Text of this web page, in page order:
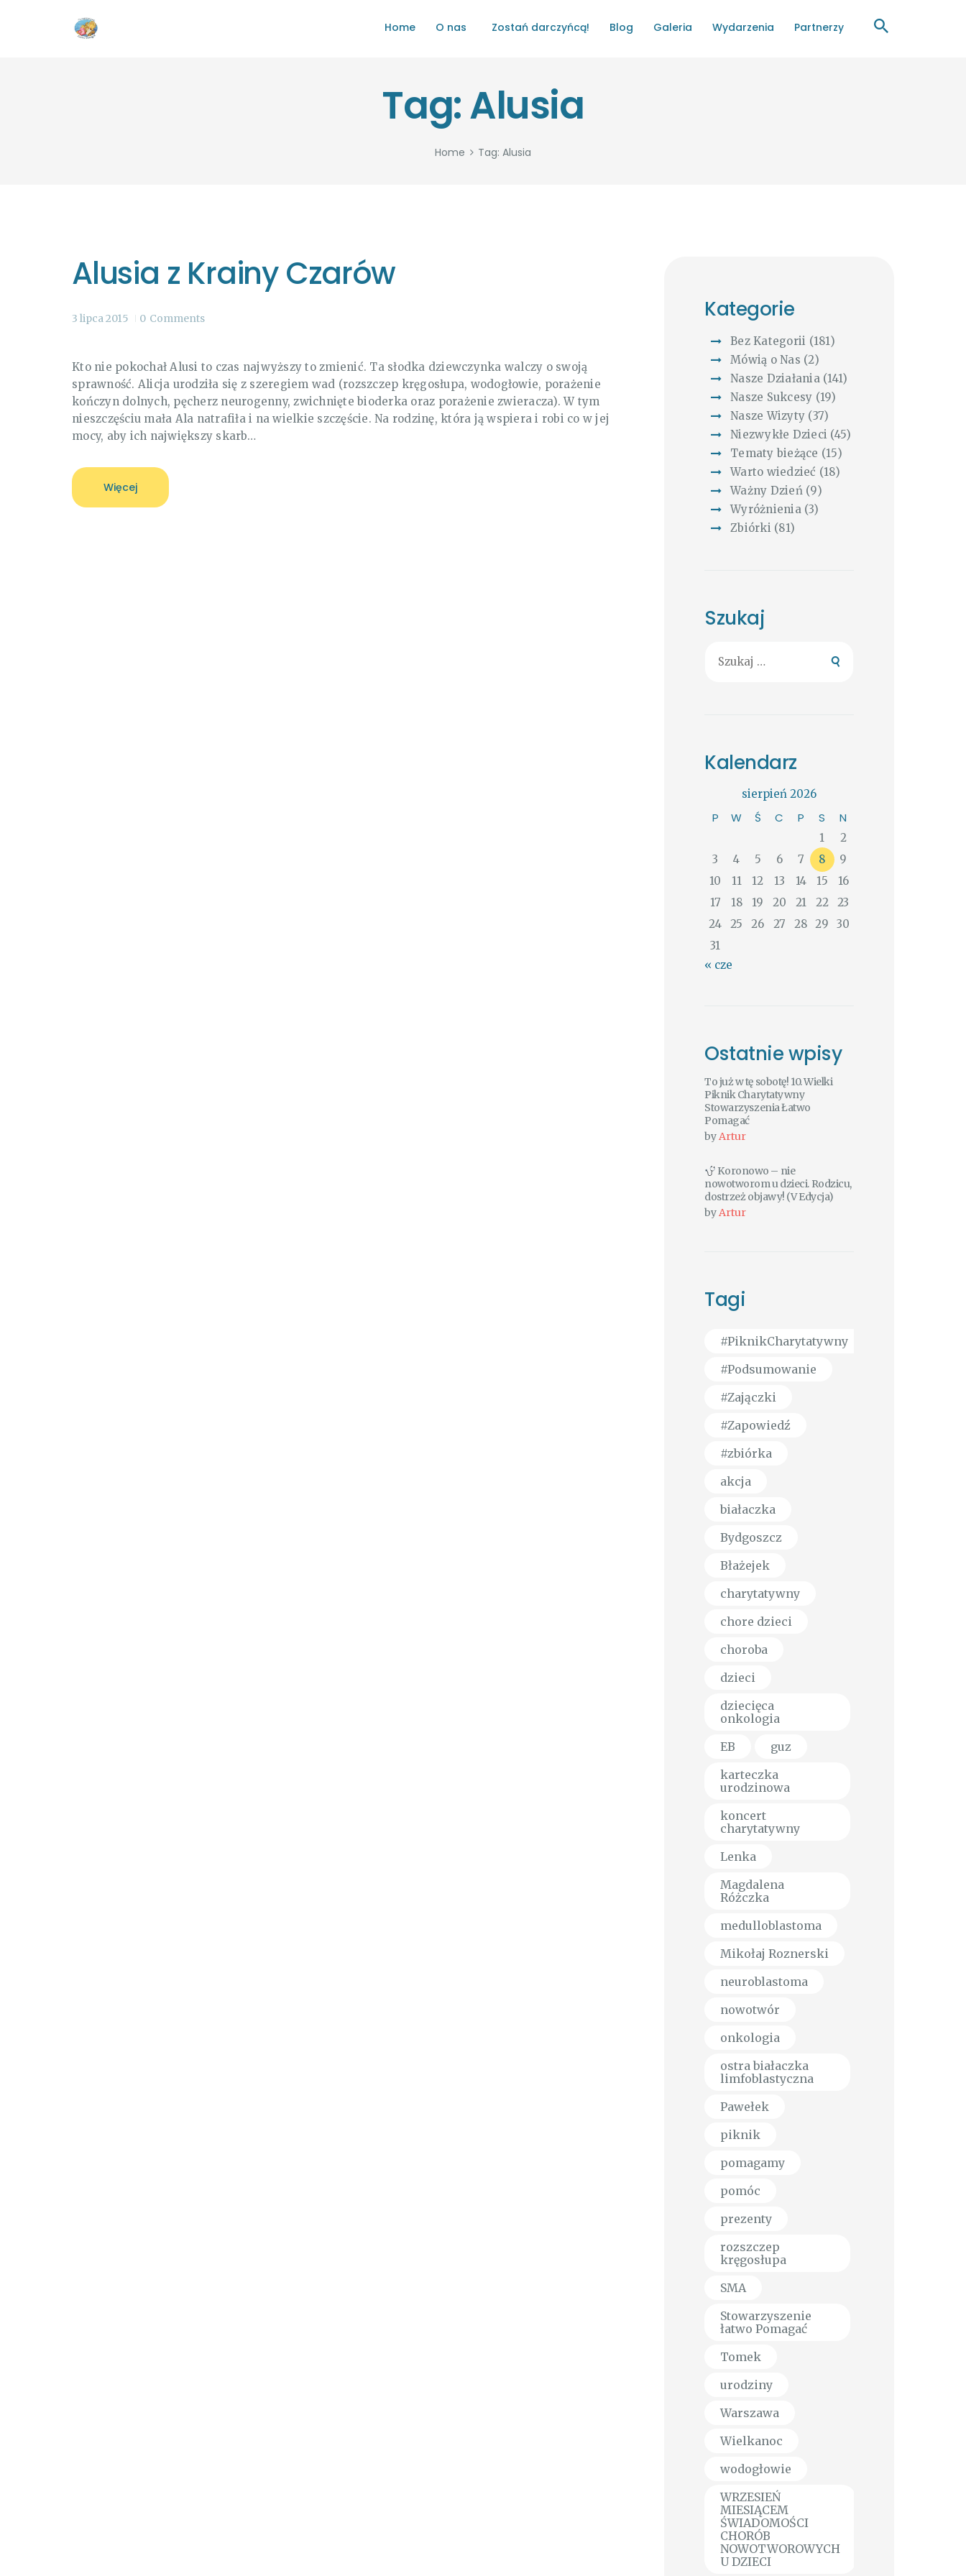
Home O nas Zostań darczyńcą! Blog Galeria Wydarzenia Partnerzy
Tag: Alusia
Home Tag: Alusia
HOME
ZOSTAŃ DARCZYŃCĄ!
PARTNERZY
Alusia z Krainy Czarów
3 lipca 2015 0 Comments
Kto nie pokochał Alusi to czas najwyższy to zmienić. Ta słodka dziewczynka walczy o swoją
sprawność. Alicja urodziła się z szeregiem wad (rozszczep kręgosłupa, wodogłowie, porażenie
kończyn dolnych, pęcherz neurogenny, zwichnięte bioderka oraz porażenie zwieracza). W tym
nieszczęściu mała Ala natrafiła i na wielkie szczęście. Na rodzinę, która ją wspiera i robi co w jej
mocy, aby ich największy skarb…
Więcej
Kategorie
Bez Kategorii (181)
Mówią o Nas (2)
Nasze Działania(141)
Nasze Sukcesy (19)
Nasze Wizyty (37)
Niezwykłe Dzieci (45)
Tematy bieżące (15)
Warto wiedzieć (18)
Ważny Dzień(9)
Wyróżnienia(3)
Zbiórki (81)
Szukaj
Kalendarz
sierpień 2026
P W Ś C P S N
1
2
3
4 5 6 7 8
9
10
11 12 13 14 15
16
17
18 19 20 21 22
23
24
25 26 27 28 29
30
31
« cze
Ostatnie wpisy
To już w tę sobotę! 10. Wielki
Piknik Charytatywny
Stowarzyszenia Łatwo
Pomagać
byArtur
Koronowo – nie
nowotworom u dzieci. Rodzicu,
dostrzeż objawy! (V Edycja)
byArtur
Tagi
#PiknikCharytatywny
#Podsumowanie
#Zajączki
#Zapowiedź
#zbiórka
akcja
białaczka
Bydgoszcz
Błażejek
charytatywny
chore dzieci
choroba
dzieci
dziecięca
onkologia
EB
guz
karteczka
urodzinowa
koncert
charytatywny
Lenka
Magdalena
Różczka
medulloblastoma
Mikołaj Roznerski
neuroblastoma
nowotwór
onkologia
ostra białaczka
limfoblastyczna
Pawełek
piknik
pomagamy
pomóc
prezenty
rozszczep
kręgosłupa
SMA
Stowarzyszenie
łatwo Pomagać
Tomek
urodziny
Warszawa
Wielkanoc
wodogłowie
WRZESIEŃ
MIESIĄCEM
ŚWIADOMOŚCI
CHORÓB
NOWOTWOROWYCH
U DZIECI